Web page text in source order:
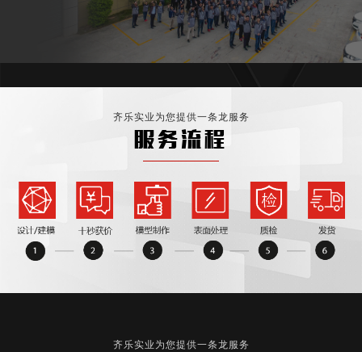
齐乐实业为您提供一条龙服务
服务流程
齐乐实业为您提供一条龙服务